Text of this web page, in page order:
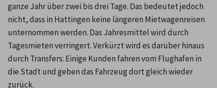
ganze Jahr über zwei bis drei Tage. Das bedeutet jedoch
nicht, dass in Hattingen keine längeren Mietwagenreisen
unternommen werden. Das Jahresmittel wird durch
Tagesmieten verringert. Verkürzt wird es darüber hinaus
durch Transfers: Einige Kunden fahren vom Flughafen in
die Stadt und geben das Fahrzeug dort gleich wieder
zurück.